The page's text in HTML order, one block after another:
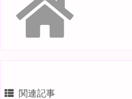
関連記事